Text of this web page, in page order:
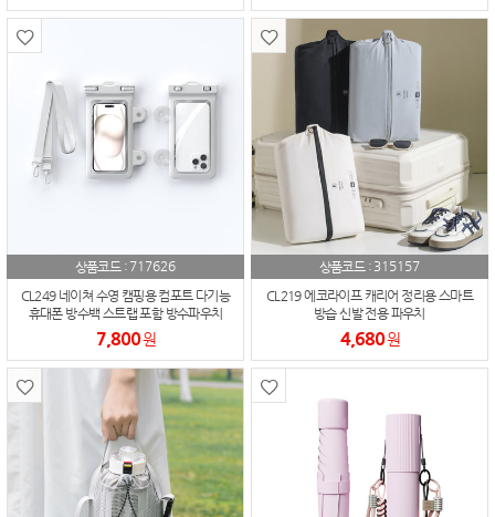
상품코드 : 717626
CL249 네이쳐 수영 캠핑용 컴포트 다기능
휴대폰 방수백 스트랩 포함 방수파우치
7,800원
상품코드 : 315157
CL219 에코라이프 캐리어 정리용 스마트
방습 신발 전용 파우치
4,680원